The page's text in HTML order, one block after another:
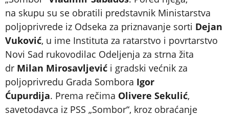
na skupu su se obratili predstavnik Ministarstva
poljoprivrede iz Odseka za priznavanje sorti Dejan
Vuković, u ime Instituta za ratarstvo i povrtarstvo
Novi Sad rukovodilac Odeljenja za strna žita
dr Milan Mirosavljević i gradski većnik za
poljoprivredu Grada Sombora Igor
Ćupurdija. Prema rečima Olivere Sekulić,
savetodavca iz PSS „Sombor“, kroz obraćanje